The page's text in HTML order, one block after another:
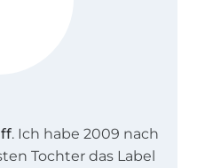
. Ich habe 2009 nach
Tochter das Label